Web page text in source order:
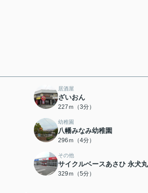
居酒屋
ざいおん
227ｍ（3分）
幼稚園
八幡みなみ幼稚園
296ｍ（4分）
その他
サイクルベースあさひ 永犬
329ｍ（5分）